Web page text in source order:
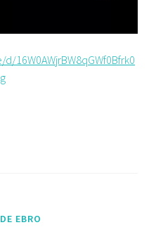
16W0AWjrBW8qGWf0Bfrk0
EBRO